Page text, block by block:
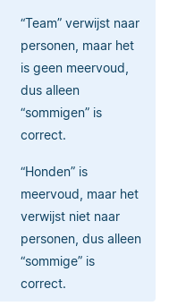
“Team” verwijst naar
personen, maar het
is geen meervoud,
dus alleen
“sommigen” is
correct.
“Honden” is
meervoud, maar het
verwijst niet naar
personen, dus alleen
“sommige” is
correct.